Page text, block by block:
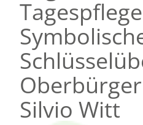
Silvio Witt